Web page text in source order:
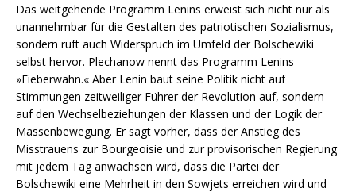
Das weitgehende Programm Lenins erweist sich nicht nur als
unannehmbar für die Gestalten des patriotischen Sozialismus,
sondern ruft auch Widerspruch im Umfeld der Bolschewiki
selbst hervor. Plechanow nennt das Programm Lenins
»Fieberwahn.« Aber Lenin baut seine Politik nicht auf
Stimmungen zeitweiliger Führer der Revolution auf, sondern
auf den Wechselbeziehungen der Klassen und der Logik der
Massenbewegung. Er sagt vorher, dass der Anstieg des
Misstrauens zur Bourgeoisie und zur provisorischen Regierung
mit jedem Tag anwachsen wird, dass die Partei der
Bolschewiki eine Mehrheit in den Sowjets erreichen wird und